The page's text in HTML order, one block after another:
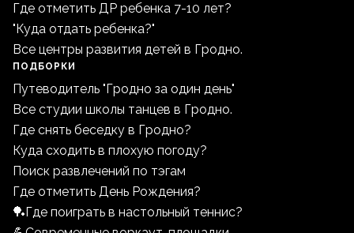
Где отметить ДР ребенка 7-10 лет?
"Куда отдать ребенка?"
Все центры развития детей в Гродно.
ПОДБОРКИ
Путеводитель "Гродно за один день"
Все студии школы танцев в Гродно.
Где снять беседку в Гродно?
Куда сходить в плохую погоду?
Поиск развлечений по тэгам
Где отметить День Рождения?
🏓Где поиграть в настольный теннис?